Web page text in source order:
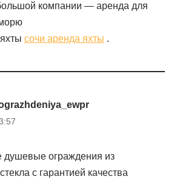
компании — аренда для
сочи аренда яхты .
душевые ограждения из
с гарантией качества